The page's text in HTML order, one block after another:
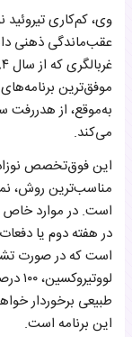
وی، کم‌کاری تیروئید
عقب‌ماندگی ذهنی
موفق‌ترین
به‌موقع، از هدررفت
می‌کند.
این فوق‌تخصص
است. در موارد خاص
در هفته دوم یا
است که در صورت
طبیعی برخوردار
این برنامه است.